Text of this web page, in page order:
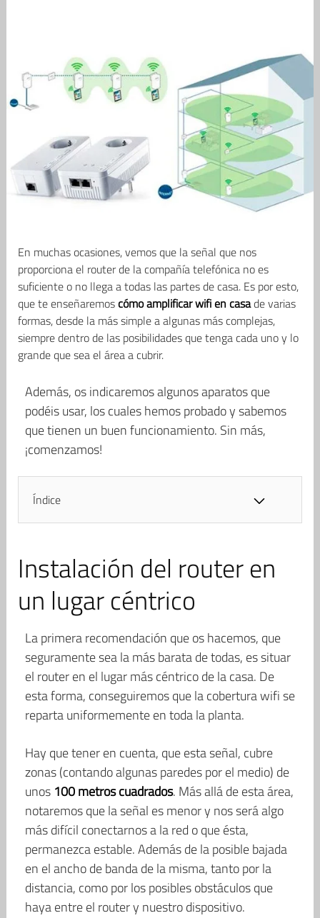
En muchas ocasiones, vemos que la señal que nos
proporciona el router de la compañía telefónica no es
suficiente o no llega a todas las partes de casa. Es por esto,
que te enseñaremoscómo amplificar wifi en casade varias
formas, desde la más simple a algunas más complejas,
siempre dentro de las posibilidades que tenga cada uno y lo
grande que sea el área a cubrir.
Además, os indicaremos algunos aparatos que
podéis usar, los cuales hemos probado y sabemos
que tienen un buen funcionamiento. Sin más,
¡comenzamos!
Índice
Instalación del router en
un lugar céntrico
La primera recomendación que os hacemos, que
seguramente sea la más barata de todas, es situar
el router en el lugar más céntrico de la casa. De
esta forma, conseguiremos que la cobertura wifi se
reparta uniformemente en toda la planta.
Hay que tener en cuenta, que esta señal, cubre
zonas (contando algunas paredes por el medio) de
unos 100 metros cuadrados. Más allá de esta área,
notaremos que la señal es menor y nos será algo
más difícil conectarnos a la red o que ésta,
permanezca estable. Además de la posible bajada
en el ancho de banda de la misma, tanto por la
distancia, como por los posibles obstáculos que
haya entre el router y nuestro dispositivo.